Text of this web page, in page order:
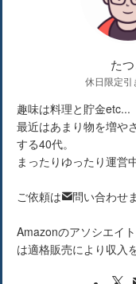
た
休日限定引
趣味は料理と貯金etc...
最近はあまり物を増や
する40代。
まったりゆったり運営
ご依頼は 問い合わせ
Amazonのアソシエイ
は適格販売により収入